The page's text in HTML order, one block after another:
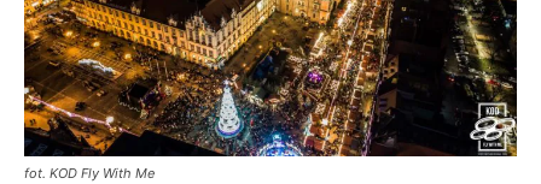
fot. KOD Fly With Me